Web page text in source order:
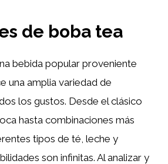
de boba tea
bebida popular proveniente
una amplia variedad de
los gustos. Desde el clásico
hasta combinaciones más
tipos de té, leche y
son infinitas. Al analizar y